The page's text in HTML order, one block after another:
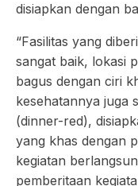
disiapkan dengan
“Fasilitas yang
sangat baik, lokasi
bagus dengan ciri
kesehatannya juga
(dinner-red),
yang khas dengan
kegiatan
pemberitaan